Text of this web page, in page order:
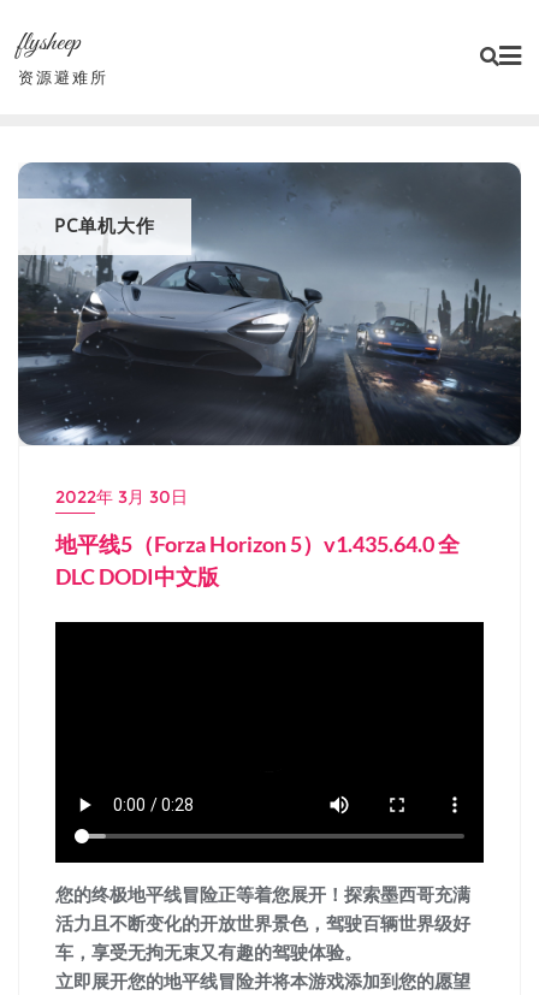
content
flysheep
资源避难所
PC单机大作
2022年 3月 30日
地平线5（Forza Horizon 5）v1.435.64.0 全
DLC DODI中文版
您的终极地平线冒险正等着您展开！探索墨西哥充满
活力且不断变化的开放世界景色，驾驶百辆世界级好
车，享受无拘无束又有趣的驾驶体验。
立即展开您的地平线冒险并将本游戏添加到您的愿望